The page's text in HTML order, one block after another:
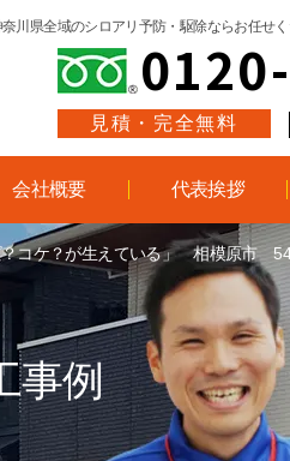
川県全域のシロアリ予防・駆除ならお任せ
0120-
見積・完全無料
会社概要 代表挨拶
？コケ？が生えている」 相模原市
事例